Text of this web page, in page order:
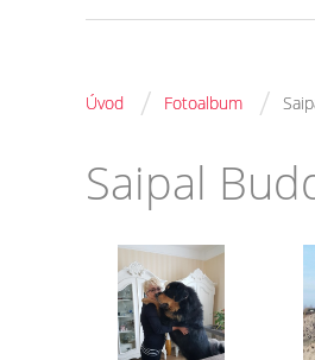
Úvod / Fotoalbum /
Saipal